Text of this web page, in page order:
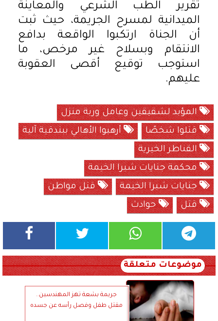
تقرير الطب الشرعي والمعاينة
الميدانية لمسرح الجريمة، حيث ثبت
أن الجناة ارتكبوا الواقعة بدافع
الانتقام وبسلاح غير مرخص، ما
استوجب توقيع أقصى العقوبة
عليهم.
المؤبد لشقيقين وعامل وربة منزل
قتلوا شخصًا
أرهبوا الأهالي ببندقية آلية
القناطر الخيرية
محكمة جنايات شبرا الخيمة
جنايات شبرا الخيمة
قتل مواطن
قتل
حوادث
موضوعات متعلقة
جريمة بشعة تهز المهندسين..
مقتل طفل وفصل رأسه عن جسده